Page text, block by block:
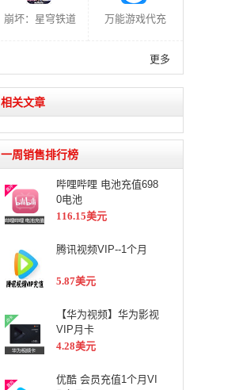
崩坏：星穹铁道 万能游戏代充
更多
相关文章
一周销售排行榜
哔哩哔哩 电池充值698
0电池
116.15美元
腾讯视频VIP--1个月
5.87美元
【华为视频】华为影视
VIP月卡
4.28美元
优酷 会员充值1个月VI